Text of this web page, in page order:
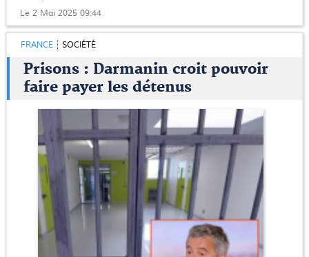
Le 2 Mai 2025 09:44
FRANCE SOCIÉTÉ
Prisons : Darmanin croit pouvoir
faire payer les détenus